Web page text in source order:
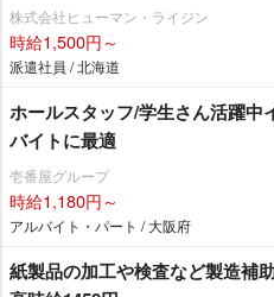
株式会社ヒューマン・ライジン
時給1,500円～
派遣社員 / 北海道
ホールスタッフ/学生さん活躍中
バイトに最適
壱番屋グループ
時給1,180円～
アルバイト・パート / 大阪府
紙製品の加工や検査など製造補